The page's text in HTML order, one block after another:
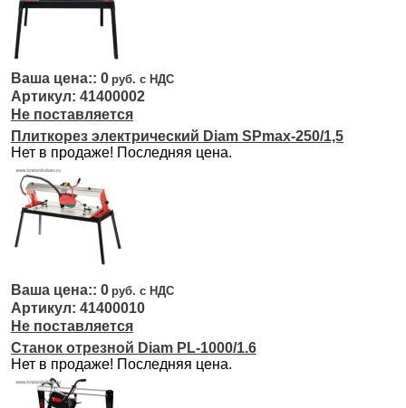
0
41400002
Не поставляется
Плиткорез электрический Diam SPmax-250/1,5
Нет в продаже! Последняя цена.
0
41400010
Не поставляется
Станок отрезной Diam PL-1000/1.6
Нет в продаже! Последняя цена.